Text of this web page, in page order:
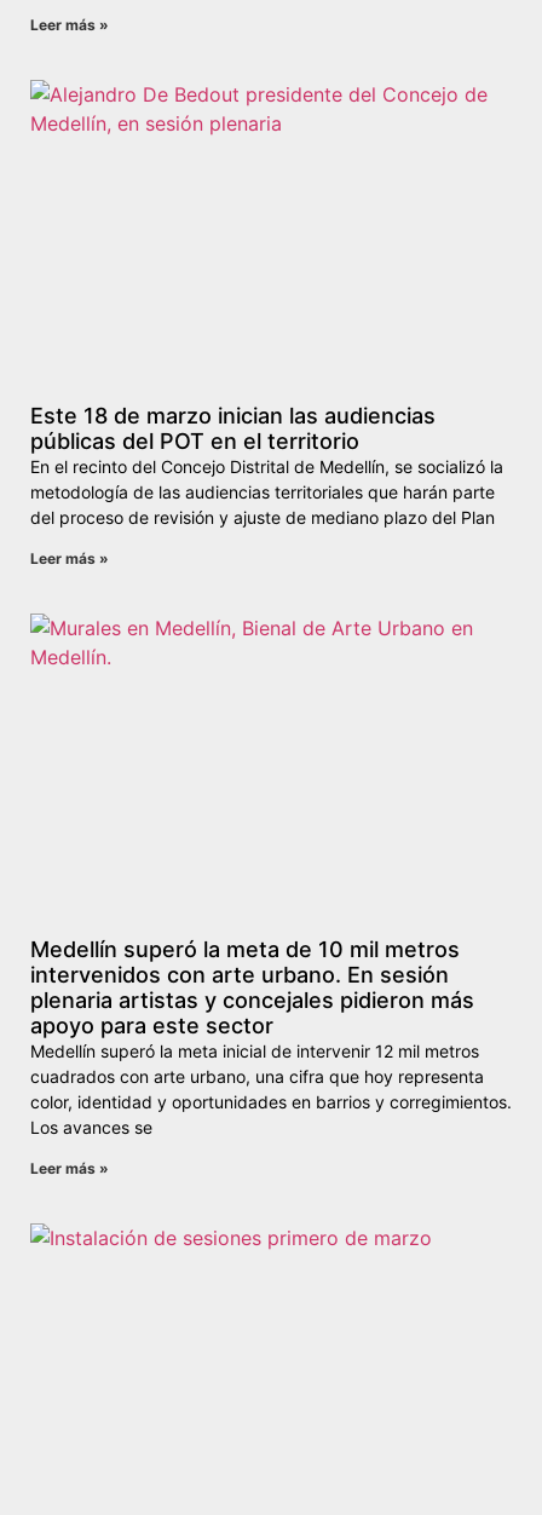
Leer más »
Este 18 de marzo inician las audiencias
públicas del POT en el territorio
En el recinto del Concejo Distrital de Medellín, se socializó la
metodología de las audiencias territoriales que harán parte
del proceso de revisión y ajuste de mediano plazo del Plan
Leer más »
Medellín superó la meta de 10 mil metros
intervenidos con arte urbano. En sesión
plenaria artistas y concejales pidieron más
apoyo para este sector
Medellín superó la meta inicial de intervenir 12 mil metros
cuadrados con arte urbano, una cifra que hoy representa
color, identidad y oportunidades en barrios y corregimientos.
Los avances se
Leer más »